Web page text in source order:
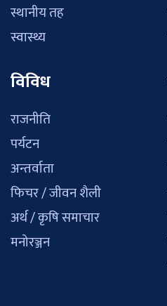
स्थानीय तह
स्वास्थ्य
विविध
राजनीति
पर्यटन
अन्तर्वाता
फिचर / जीवन शैली
अर्थ / कृषि समाचार
मनोरञ्जन